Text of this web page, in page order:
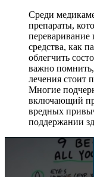
Среди
препараты,
средства, как
облегчить
важно
лечения стоит
Многие
включающий
вредных
поддержании